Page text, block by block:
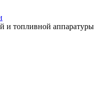
и топливной аппаратуры